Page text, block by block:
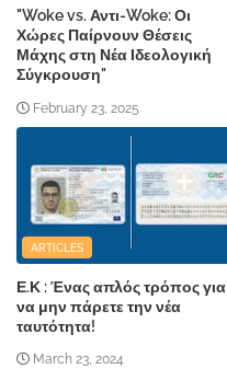
"Woke vs. Αντι-Woke: Οι
Χώρες Παίρνουν Θέσεις
Μάχης στη Νέα Ιδεολογική
Σύγκρουση"
February 23, 2025
ARTICLES
Ε.Κ : Ένας απλός τρόπος για
να μην πάρετε την νέα
ταυτότητα!
March 23, 2024